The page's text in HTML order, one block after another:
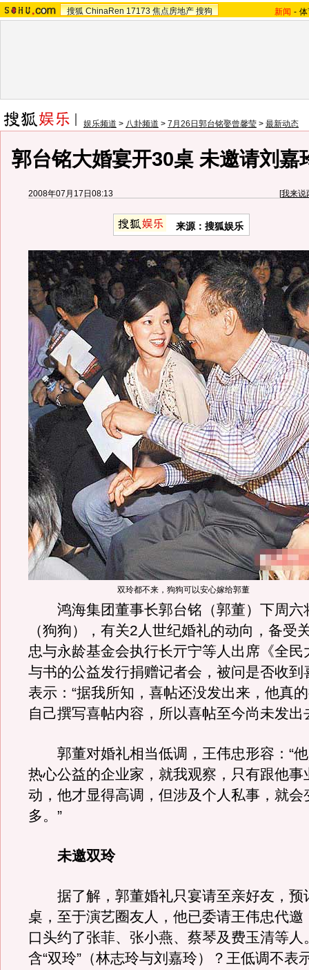
搜狐 ChinaRen 17173 焦点房地产 搜狗 新闻 -
娱乐频道 > 八卦频道 > 7月26日郭台铭娶曾馨莹 > 最新动态
郭台铭大婚宴开30桌 未邀请刘嘉
2008年07月17日08:13 [我来说
来源：搜狐娱乐
双玲都不来，狗狗可以安心嫁给郭董
鸿海集团董事长郭台铭（郭董）下周六
（狗狗），有关2人世纪婚礼的动向，备受
忠与永龄基金会执行长亓宁等人出席《全民
与书的公益发行捐赠记者会，被问是否收到
表示：“据我所知，喜帖还没发出来，他真
自己撰写喜帖内容，所以喜帖至今尚未发出
郭董对婚礼相当低调，王伟忠形容：“他
热心公益的企业家，就我观察，只有跟他事
动，他才显得高调，但涉及个人私事，就会
多。”
未邀双玲
据了解，郭董婚礼只宴请至亲好友，预
桌，至于演艺圈友人，他已委请王伟忠代邀
口头约了张菲、张小燕、蔡琴及费玉清等人
含“双玲”（林志玲与刘嘉玲）？王低调不表